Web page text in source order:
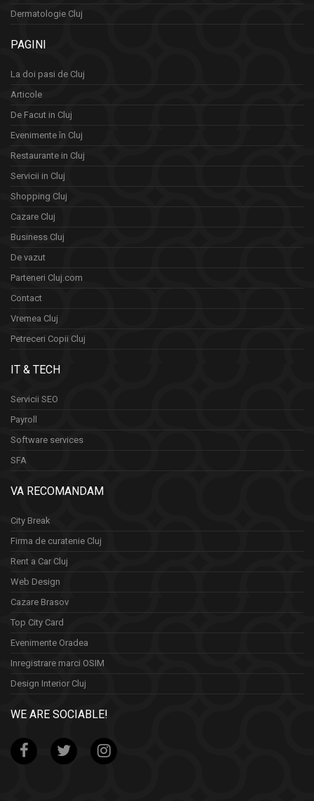
Dermatologie Cluj
PAGINI
La doi pasi de Cluj
Articole
De Facut in Cluj
Evenimente în Cluj
Restaurante in Cluj
Servicii in Cluj
Shopping Cluj
Cazare Cluj
Business Cluj
De vazut
Parteneri Cluj.com
Contact
Vremea Cluj
Petreceri Copii Cluj
IT & TECH
Servicii SEO
Payroll
Software services
SFA
VA RECOMANDAM
City Break
Firma de curatenie Cluj
Rent a Car Cluj
Web Design
Cazare Brasov
Top City Card
Evenimente Oradea
Inregistrare marci OSIM
Design Interior Cluj
WE ARE SOCIABLE!